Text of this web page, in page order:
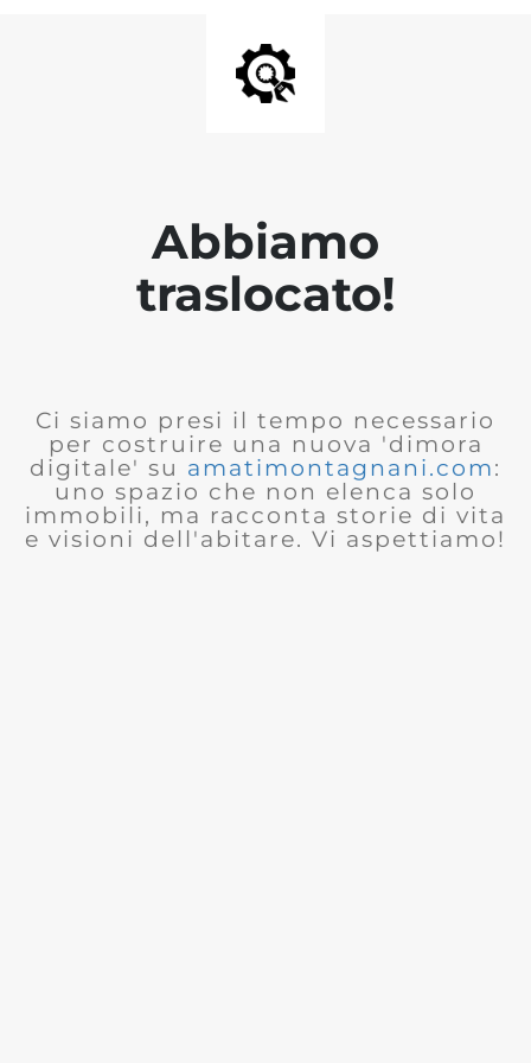
Abbiamo
traslocato!
Ci siamo presi il tempo necessario
per costruire una nuova 'dimora
digitale' su amatimontagnani.com:
uno spazio che non elenca solo
immobili, ma racconta storie di vita
e visioni dell'abitare. Vi aspettiamo!